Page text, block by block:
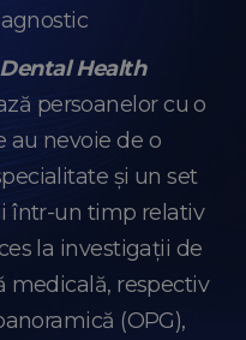
Health
persoanelor cu o
au nevoie de o
și un set
într-un timp relativ
la investigații de
medicală, respectiv
(OPG),